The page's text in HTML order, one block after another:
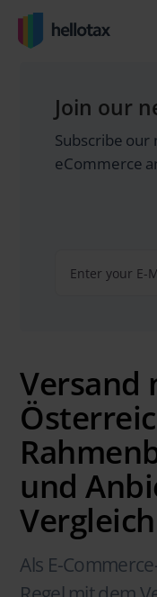
content
Join our
Subscribe
eCommerce
Versand
und
Vergleich
Als E-